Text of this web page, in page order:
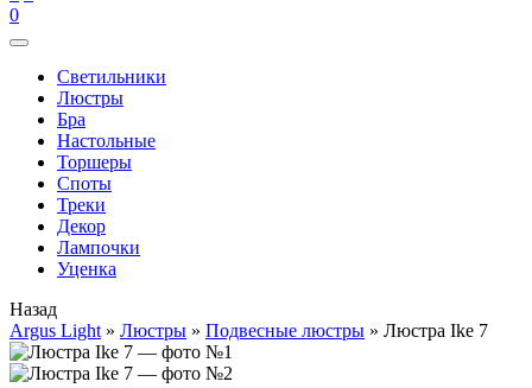
0
Cветильники
Люстры
Бра
Настольные
Торшеры
Споты
Треки
Декор
Лампочки
Уценка
Назад
Argus Light » Люстры » Подвесные люстры » Люстра Ike 7